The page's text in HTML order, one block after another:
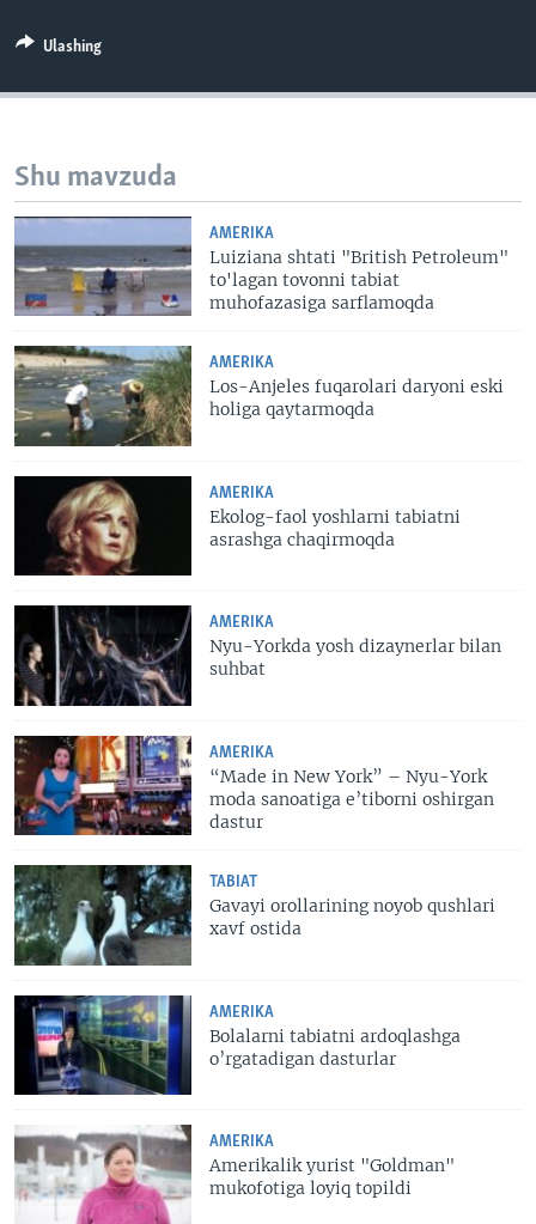
Ulashing
Shu mavzuda
AMERIKA
Luiziana shtati "British Petroleum"
to'lagan tovonni tabiat
muhofazasiga sarflamoqda
AMERIKA
Los-Anjeles fuqarolari daryoni eski
holiga qaytarmoqda
AMERIKA
Ekolog-faol yoshlarni tabiatni
asrashga chaqirmoqda
AMERIKA
Nyu-Yorkda yosh dizaynerlar bilan
suhbat
AMERIKA
“Made in New York” – Nyu-York
moda sanoatiga e’tiborni oshirgan
dastur
TABIAT
Gavayi orollarining noyob qushlari
xavf ostida
AMERIKA
Bolalarni tabiatni ardoqlashga
o’rgatadigan dasturlar
AMERIKA
Amerikalik yurist "Goldman"
mukofotiga loyiq topildi